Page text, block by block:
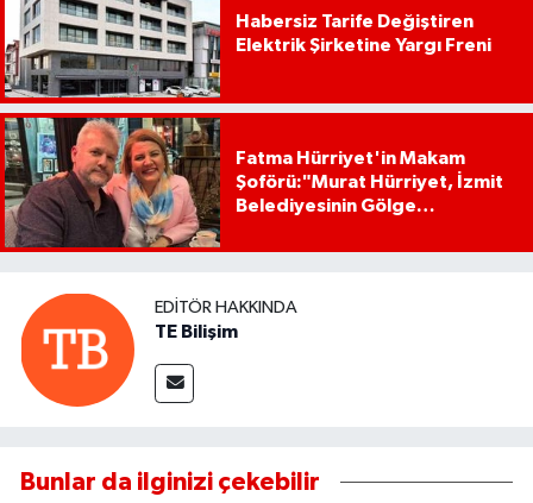
Habersiz Tarife Değiştiren
Elektrik Şirketine Yargı Freni
Fatma Hürriyet'in Makam
Şoförü:"Murat Hürriyet, İzmit
Belediyesinin Gölge
EDITÖR HAKKINDA
TE Bilişim
Bunlar da ilginizi çekebilir